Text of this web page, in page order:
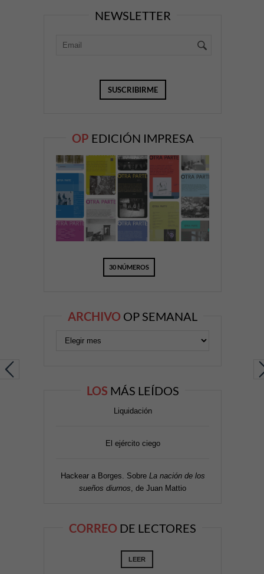
NEWSLETTER
OP EDICIÓN IMPRESA
30 NÚMEROS
ARCHIVO OP SEMANAL
LOS MÁS LEÍDOS
Liquidación
El ejército ciego
Hackear a Borges. Sobre La nación de los
sueños diurnos , de Juan Mattio
CORREO DE LECTORES
LEER